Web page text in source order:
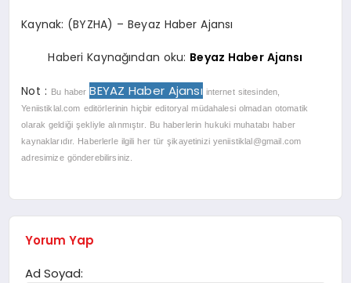
Kaynak: (BYZHA) – Beyaz Haber Ajansı
Haberi Kaynağından oku: Beyaz Haber Ajansı
Not : Bu haber BEYAZ Haber Ajansı internet sitesinden,
Yeniistiklal.com editörlerinin hiçbir editoryal müdahalesi olmadan otomatik
olarak geldiği şekliyle alınmıştır. Bu haberlerin hukuki muhatabı haber
kaynaklarıdır. Haberlerle ilgili her tür şikayetinizi yeniistiklal@gmail.com
adresimize gönderebilirsiniz.
Yorum Yap
Ad Soyad: